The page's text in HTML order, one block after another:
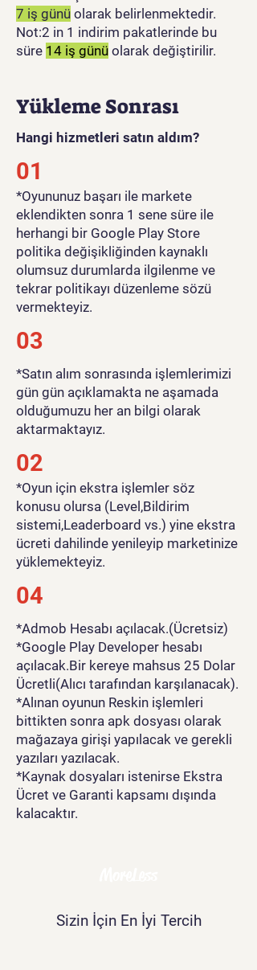
7 iş günü olarak belirlenmektedir.
Not:2 in 1 indirim pakatlerinde bu
süre 14 iş günü olarak değiştirilir.
Yükleme Sonrası
Hangi hizmetleri satın aldım?
01
​*Oyununuz başarı ile markete
eklendikten sonra 1 sene süre ile
herhangi bir Google Play Store
politika değişikliğinden kaynaklı
olumsuz durumlarda ilgilenme ve
tekrar politikayı düzenleme sözü
vermekteyiz.
03
*Satın alım sonrasında işlemlerimizi
gün gün açıklamakta ne aşamada
olduğumuzu her an bilgi olarak
aktarmaktayız.
02
*Oyun için ekstra işlemler söz
konusu olursa (Level,Bildirim
sistemi,Leaderboard vs.) yine ekstra
ücreti dahilinde yenileyip marketinize
yüklemekteyiz.
04
*Admob Hesabı açılacak.(Ücretsiz)
*Google Play Developer hesabı
açılacak.Bir kereye mahsus 25 Dolar
Ücretli(Alıcı tarafından karşılanacak).
*Alınan oyunun Reskin işlemleri
bittikten sonra apk dosyası olarak
mağazaya girişi yapılacak ve gerekli
yazıları yazılacak.
*Kaynak dosyaları istenirse Ekstra
Ücret ve Garanti kapsamı dışında
kalacaktır.
Sizin İçin En İyi Tercih